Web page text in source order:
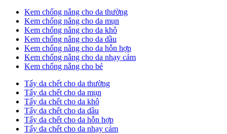
Kem chống nắng cho da thường
Kem chống nắng cho da mụn
Kem chống nắng cho da khô
Kem chống nắng cho da dầu
Kem chống nắng cho da hỗn hợp
Kem chống nắng cho da nhạy cảm
Kem chống nắng cho bé
Tẩy da chết cho da thường
Tẩy da chết cho da mụn
Tẩy da chết cho da khô
Tẩy da chết cho da dầu
Tẩy da chết cho da hỗn hợp
Tẩy da chết cho da nhạy cảm